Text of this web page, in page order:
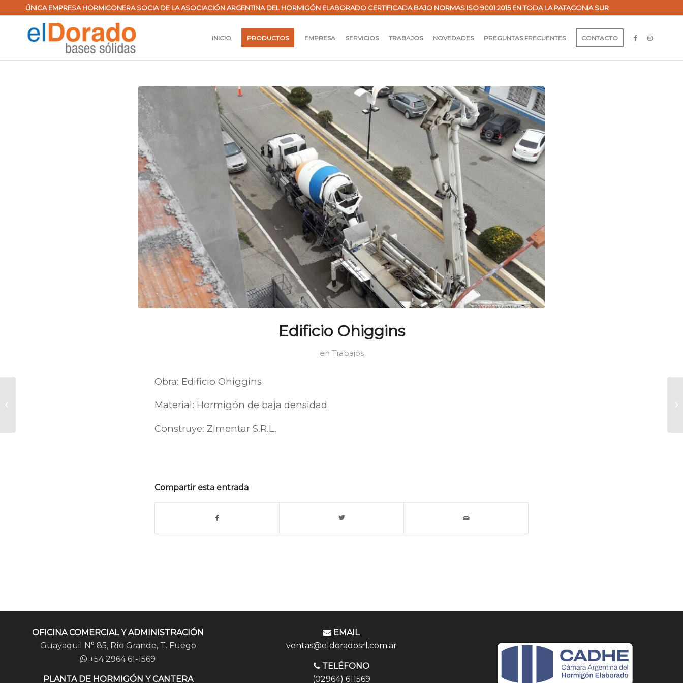
ÚNICA EMPRESA HORMIGONERA SOCIA DE LA ASOCIACIÓN ARGENTINA DEL HORMIGÓN ELABORADO CERTIFICADA BAJO NORMAS ISO 9001:2015 EN TODA LA PATAGONIA SUR
INICIO PRODUCTOS EMPRESA SERVICIOS TRABAJOS NOVEDADES PREGUNTAS FRECUENTES CONTACTO
Edificio Ohiggins
en Trabajos
Obra: Edificio Ohiggins
Material: Hormigón de baja densidad
Construye: Zimentar S.R.L.
Compartir esta entrada
OFICINA COMERCIAL Y ADMINISTRACIÓN
Guayaquil N° 85, Río Grande, T. Fuego
+54 2964 61-1569
PLANTA DE HORMIGÓN Y CANTERA
EMAIL
ventas@eldoradosrl.com.ar
TELÉFONO
(02964) 611569